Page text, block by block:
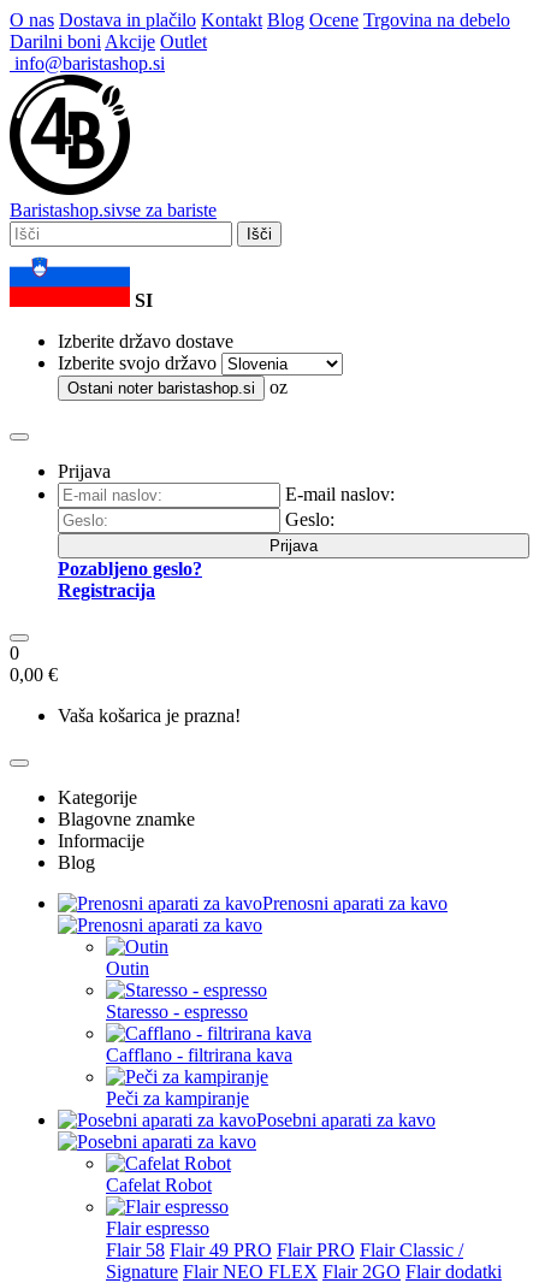
O nas Dostava in plačilo Kontakt Blog Ocene Trgovina na debelo
Darilni boni Akcije Outlet
info@baristashop.si
Baristashop.sivse za bariste
Išči
SI
Izberite državo dostave
Izberite svojo državo
Ostani noter baristashop.si oz
Prijava
E-mail naslov:
Geslo:
Prijava
Pozabljeno geslo?
Registracija
0
0,00 €
Vaša košarica je prazna!
Kategorije
Blagovne znamke
Informacije
Blog
Prenosni aparati za kavo
Outin
Staresso - espresso
Cafflano - filtrirana kava
Peči za kampiranje
Posebni aparati za kavo
Cafelat Robot
Flair espresso
Flair 58 Flair 49 PRO Flair PRO Flair Classic /
Signature Flair NEO FLEX Flair 2GO Flair dodatki